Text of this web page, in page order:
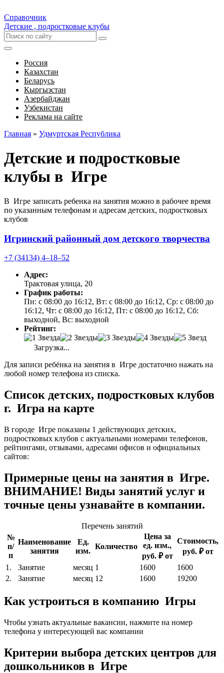
Справочник
Детские , подростковые клубы
Россия
Казахстан
Беларусь
Кыргызстан
Азербайджан
Узбекистан
Реклама на сайте
Главная » Удмуртская Республика
Детские и подростковые
клубы в Игре
В Игре записать ребенка на занятия можно в рабочее время
по указанным телефонам и адресам детских, подростковых
клубов
Игринский районный дом детского творчества
+7 (34134) 4‒18‒52
Адрес:
Трактовая улица, 20
График работы:
Пн: с 08:00 до 16:12, Вт: с 08:00 до 16:12, Ср: с 08:00 до
16:12, Чт: с 08:00 до 16:12, Пт: с 08:00 до 16:12, Сб:
выходной, Вс: выходной
Рейтинг:
Загрузка...
Для записи ребёнка на занятия в Игре достаточно нажать на
любой номер телефона из списка.
Список детских, подростковых клубов
г. Игра на карте
В городе Игре показаны 1 действующих детских,
подростковых клубов с актуальными номерами телефонов,
рейтингами, отзывами, адресами офисов и официальных
сайтов:
Примерные цены на занятия в Игре.
ВНИМАНИЕ! Виды занятий услуг и
точные цены узнавайте в компании.
Перечень занятий
№
п/
п
Наименование
занятия
Ед.
изм.
Количество
Цена за
ед. изм.,
руб. ₽ от
Стоимость,
руб. ₽ от
1.
Занятие месяц 1 1600
1600
2.
Занятие месяц 12 1600 19200
Как устроиться в компанию Игры
Чтобы узнать актуальные вакансии, нажмите на номер
телефона у интересующей вас компании
Критерии выбора детских центров для
дошкольников в Игре